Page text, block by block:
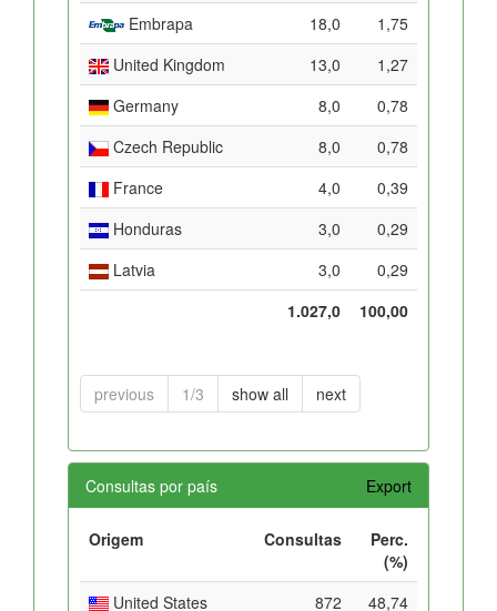
Embrapa
18,0
1,75
United Kingdom
13,0
1,27
Germany
8,0
0,78
Czech Republic
8,0
0,78
France
4,0
0,39
Honduras
3,0
0,29
Latvia
3,0
0,29
1.027,0
100,00
previous 1/3 show all next
Consultas por país Export
Origem Consultas
Perc.
(%)
United States
872
48,74